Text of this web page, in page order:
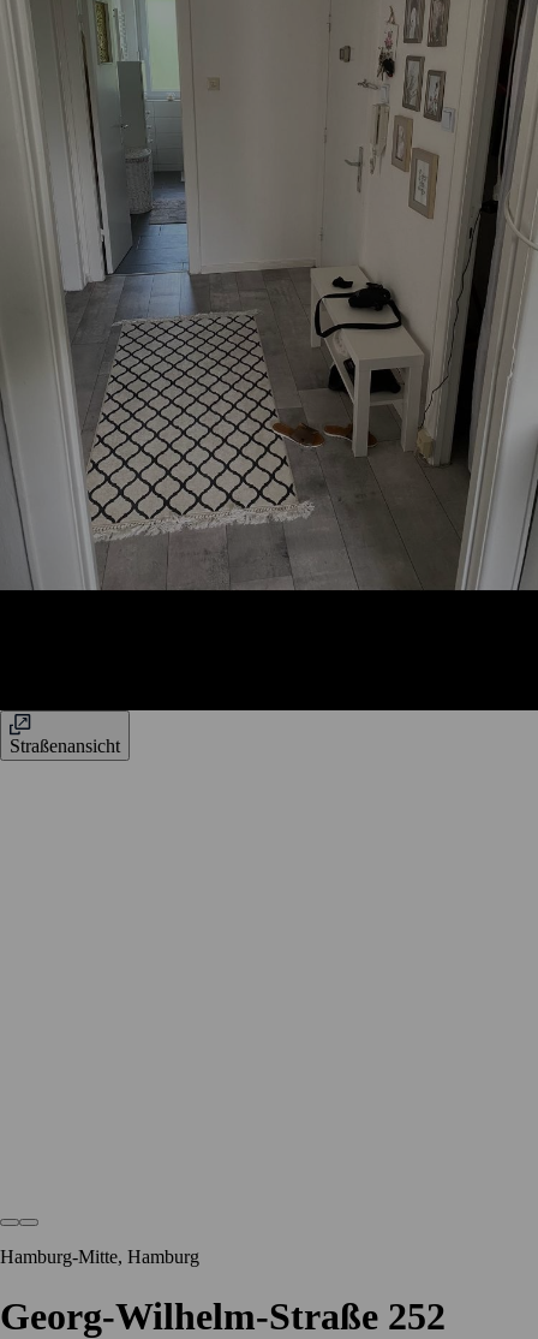
Straßenansicht
Hamburg-Mitte, Hamburg
Georg-Wilhelm-Straße 252